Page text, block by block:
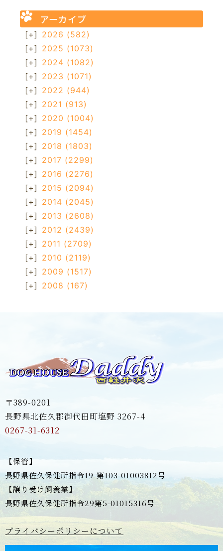
アーカイブ
[+] 2026 (582)
[+] 2025 (1073)
[+] 2024 (1082)
[+] 2023 (1071)
[+] 2022 (944)
[+] 2021 (913)
[+] 2020 (1004)
[+] 2019 (1454)
[+] 2018 (1803)
[+] 2017 (2299)
[+] 2016 (2276)
[+] 2015 (2094)
[+] 2014 (2045)
[+] 2013 (2608)
[+] 2012 (2439)
[+] 2011 (2709)
[+] 2010 (2119)
[+] 2009 (1517)
[+] 2008 (167)
〒389-0201
長野県北佐久郡御代田町塩野 3267-4
0267-31-6312
【保管】
長野県佐久保健所指令19-第103-01003812号
【譲り受け飼養業】
長野県佐久保健所指令29第5-01015316号
プライバシーポリシーについて